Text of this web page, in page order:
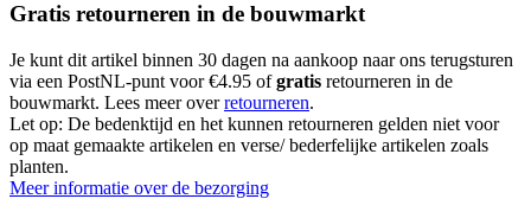
Gratis retourneren in de bouwmarkt
Je kunt dit artikel binnen 30 dagen na aankoop naar ons terugsturen
via een PostNL-punt voor €4.95 ofgratis retourneren in de
bouwmarkt. Lees meer overretourneren.
Let op: De bedenktijd en het kunnen retourneren gelden niet voor
op maat gemaakte artikelen en verse/ bederfelijke artikelen zoals
planten.
Meer informatie over de bezorging